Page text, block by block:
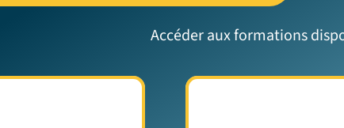
Accéder aux formations